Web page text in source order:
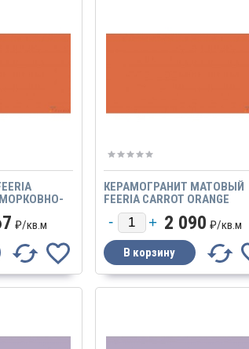
МОРКОВНО-
600Х600
₽/кв.м
КЕРАМОГРАНИТ МАТОВЫЙ
FEERIA CARROT ORANGE
МОРКОВНО-ОРАНЖЕВЫЙ
2 090 ₽/кв.м